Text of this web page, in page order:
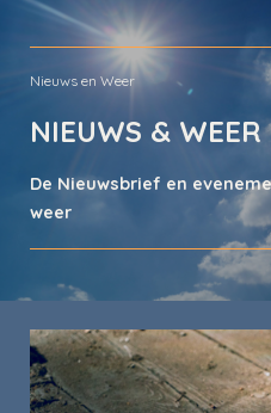
Nieuws en Weer
NIEUWS &
De Nieuwsbrief en
weer